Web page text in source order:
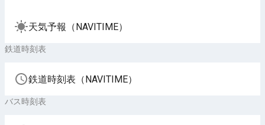
天気予報（NAVITIME）
鉄道時刻表
鉄道時刻表（NAVITIME）
バス時刻表